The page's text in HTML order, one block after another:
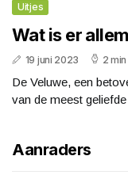
Uitjes
Wat is er
19 juni 2023 2
De Veluwe, een
van de meest
Aanraders